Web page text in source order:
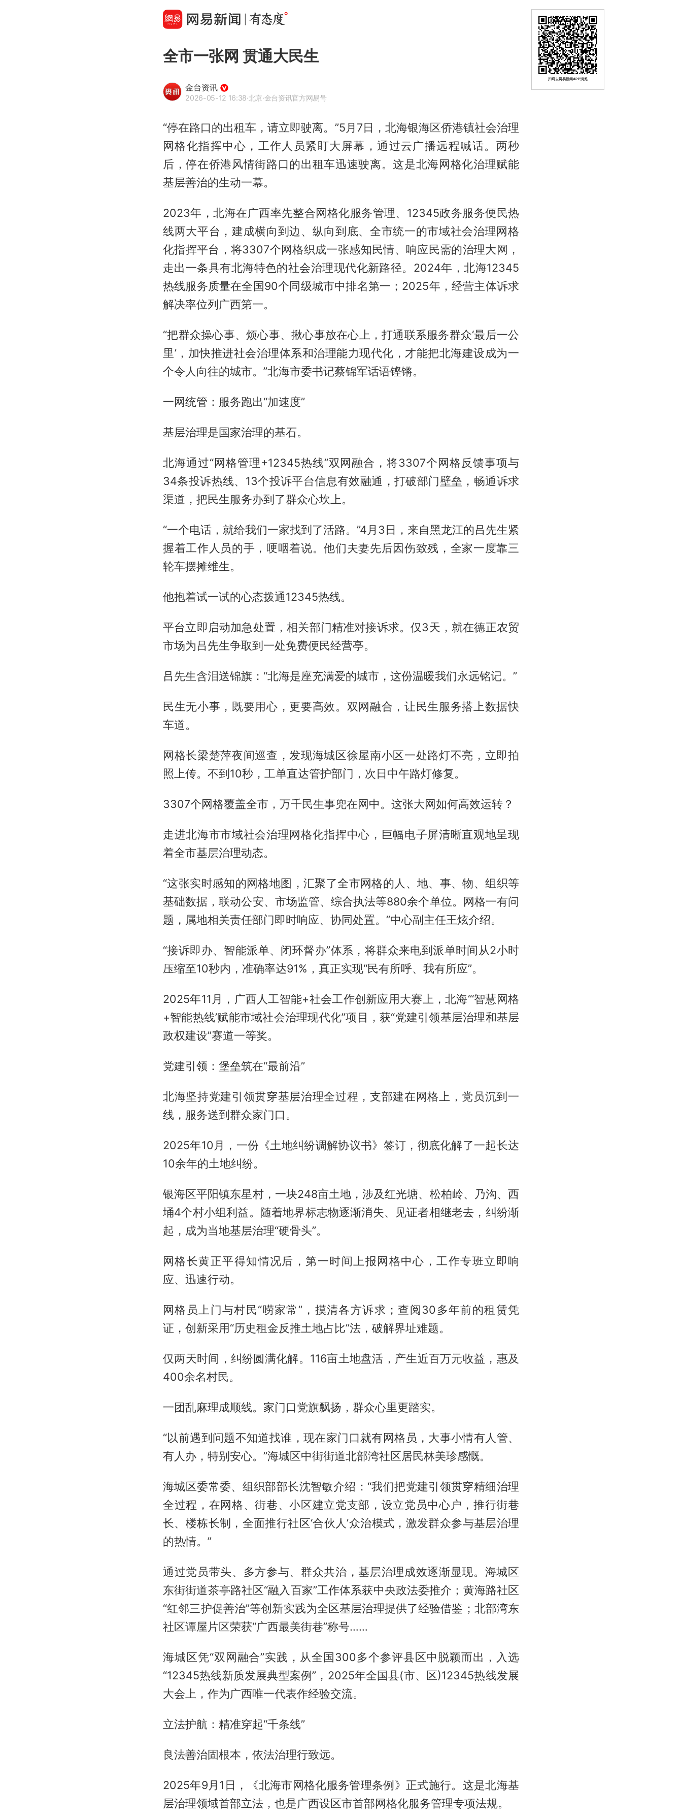
全市一张网 贯通大民生
金台资讯
2026-05-12 16:38·北京·金台资讯官方网易号
“停在路口的出租车，请立即驶离。”5月7日，北海银海区侨港镇社会治理
网格化指挥中心，工作人员紧盯大屏幕，通过云广播远程喊话。两秒
后，停在侨港风情街路口的出租车迅速驶离。这是北海网格化治理赋能
基层善治的生动一幕。
2023年，北海在广西率先整合网格化服务管理、12345政务服务便民热
线两大平台，建成横向到边、纵向到底、全市统一的市域社会治理网格
化指挥平台，将3307个网格织成一张感知民情、响应民需的治理大网，
走出一条具有北海特色的社会治理现代化新路径。2024年，北海12345
热线服务质量在全国90个同级城市中排名第一；2025年，经营主体诉求
解决率位列广西第一。
“把群众操心事、烦心事、揪心事放在心上，打通联系服务群众‘最后一公
里’，加快推进社会治理体系和治理能力现代化，才能把北海建设成为一
个令人向往的城市。”北海市委书记蔡锦军话语铿锵。
一网统管：服务跑出“加速度”
基层治理是国家治理的基石。
北海通过“网格管理+12345热线”双网融合，将3307个网格反馈事项与
34条投诉热线、13个投诉平台信息有效融通，打破部门壁垒，畅通诉求
渠道，把民生服务办到了群众心坎上。
“一个电话，就给我们一家找到了活路。”4月3日，来自黑龙江的吕先生紧
握着工作人员的手，哽咽着说。他们夫妻先后因伤致残，全家一度靠三
轮车摆摊维生。
他抱着试一试的心态拨通12345热线。
平台立即启动加急处置，相关部门精准对接诉求。仅3天，就在德正农贸
市场为吕先生争取到一处免费便民经营亭。
吕先生含泪送锦旗：“北海是座充满爱的城市，这份温暖我们永远铭记。”
民生无小事，既要用心，更要高效。双网融合，让民生服务搭上数据快
车道。
网格长梁楚萍夜间巡查，发现海城区徐屋南小区一处路灯不亮，立即拍
照上传。不到10秒，工单直达管护部门，次日中午路灯修复。
3307个网格覆盖全市，万千民生事兜在网中。这张大网如何高效运转？
走进北海市市域社会治理网格化指挥中心，巨幅电子屏清晰直观地呈现
着全市基层治理动态。
“这张实时感知的网格地图，汇聚了全市网格的人、地、事、物、组织等
基础数据，联动公安、市场监管、综合执法等880余个单位。网格一有问
题，属地相关责任部门即时响应、协同处置。”中心副主任王炫介绍。
“接诉即办、智能派单、闭环督办”体系，将群众来电到派单时间从2小时
压缩至10秒内，准确率达91%，真正实现“民有所呼、我有所应”。
2025年11月，广西人工智能+社会工作创新应用大赛上，北海“‘智慧网格
+智能热线’赋能市域社会治理现代化”项目，获“党建引领基层治理和基层
政权建设”赛道一等奖。
党建引领：堡垒筑在“最前沿”
北海坚持党建引领贯穿基层治理全过程，支部建在网格上，党员沉到一
线，服务送到群众家门口。
2025年10月，一份《土地纠纷调解协议书》签订，彻底化解了一起长达
10余年的土地纠纷。
银海区平阳镇东星村，一块248亩土地，涉及红光塘、松柏岭、乃沟、西
埇4个村小组利益。随着地界标志物逐渐消失、见证者相继老去，纠纷渐
起，成为当地基层治理“硬骨头”。
网格长黄正平得知情况后，第一时间上报网格中心，工作专班立即响
应、迅速行动。
网格员上门与村民“唠家常”，摸清各方诉求；查阅30多年前的租赁凭
证，创新采用“历史租金反推土地占比”法，破解界址难题。
仅两天时间，纠纷圆满化解。116亩土地盘活，产生近百万元收益，惠及
400余名村民。
一团乱麻理成顺线。家门口党旗飘扬，群众心里更踏实。
“以前遇到问题不知道找谁，现在家门口就有网格员，大事小情有人管、
有人办，特别安心。”海城区中街街道北部湾社区居民林美珍感慨。
海城区委常委、组织部部长沈智敏介绍：“我们把党建引领贯穿精细治理
全过程，在网格、街巷、小区建立党支部，设立党员中心户，推行街巷
长、楼栋长制，全面推行社区‘合伙人’众治模式，激发群众参与基层治理
的热情。”
通过党员带头、多方参与、群众共治，基层治理成效逐渐显现。海城区
东街街道茶亭路社区“融入百家”工作体系获中央政法委推介；黄海路社区
“红邻三护促善治”等创新实践为全区基层治理提供了经验借鉴；北部湾东
社区谭屋片区荣获“广西最美街巷”称号……
海城区凭“双网融合”实践，从全国300多个参评县区中脱颖而出，入选
“12345热线新质发展典型案例”，2025年全国县(市、区)12345热线发展
大会上，作为广西唯一代表作经验交流。
立法护航：精准穿起“千条线”
良法善治固根本，依法治理行致远。
2025年9月1日，《北海市网格化服务管理条例》正式施行。这是北海基
层治理领域首部立法，也是广西设区市首部网格化服务管理专项法规。
扫码去网易新闻APP浏览